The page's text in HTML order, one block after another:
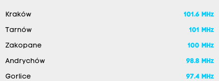
Kraków 101.6 MHz
Tarnów 101 MHz
Zakopane 100 MHz
Andrychów 98.8 MHz
Gorlice 97.4 MHz